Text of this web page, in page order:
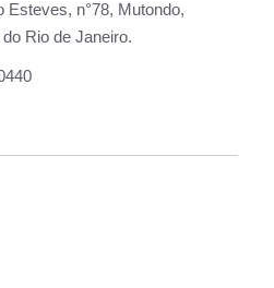
Esteves, n°78, Mutondo,
Rio de Janeiro.